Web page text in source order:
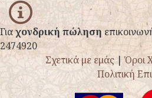
info
Γιαχονδρική πώληση
2474920
Σχετικά με εμάς|Όροι
Πολιτική